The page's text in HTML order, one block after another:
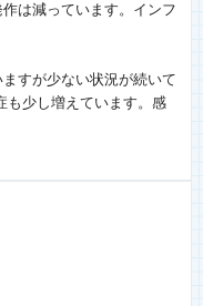
は減っています。インフ
すが少ない状況が続いて
も少し増えています。感